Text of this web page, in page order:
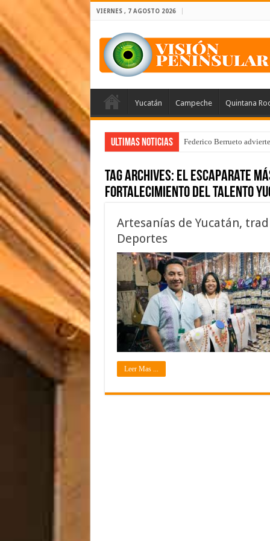
VIERNES , 7 AGOSTO 2026
Yucatán Campeche Quintana
Ultimas Noticias Federico Berrueto
Tag Archives: el escaparate
fortalecimiento del talento
Artesanías de Yucatán,
Deportes
Leer Mas ...